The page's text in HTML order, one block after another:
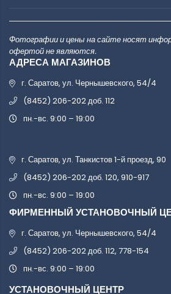
Фотографии и цены на сайте носят
офертой не являются.
АДРЕСА МАГАЗИНОВ
г. Саратов, ул. Чернышевского, 54/4
(8452) 206-202 доб. 112
пн.-вс. 9:00 – 19:00
г. Саратов, ул. Танкистов 1-й проезд, 90
(8452) 206-202 доб. 120, 910-917
пн.-вс. 9:00 – 19:00
ФИРМЕННЫЙ УСТАНОВОЧНЫЙ
г. Саратов, ул. Чернышевского, 54/4
(8452) 206-202 доб. 112, 778-154
пн.-вс. 9:00 – 19:00
УСТАНОВОЧНЫЙ ЦЕНТР